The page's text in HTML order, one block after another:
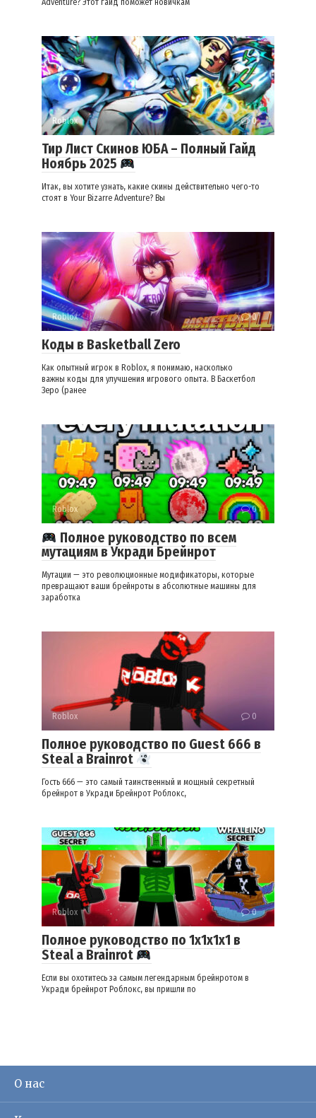
Adventure? Этот гайд поможет новичкам
Roblox 0
Тир Лист Скинов ЮБА – Полный Гайд
Ноябрь 2025
Итак, вы хотите узнать, какие скины действительно чего-то
стоят в Your Bizarre Adventure? Вы
Roblox 0
Коды в Basketball Zero
Как опытный игрок в Roblox, я понимаю, насколько
важны коды для улучшения игрового опыта. В Баскетбол
Зеро (ранее
Roblox 0
Полное руководство по всем
мутациям в Укради Брейнрот
Мутации — это революционные модификаторы, которые
превращают ваши брейнроты в абсолютные машины для
заработка
Roblox 0
Полное руководство по Guest 666 в
Steal a Brainrot
Гость 666 — это самый таинственный и мощный секретный
брейнрот в Укради Брейнрот Роблокс,
Roblox 0
Полное руководство по 1x1x1x1 в
Steal a Brainrot
Если вы охотитесь за самым легендарным брейнротом в
Укради брейнрот Роблокс, вы пришли по
О нас